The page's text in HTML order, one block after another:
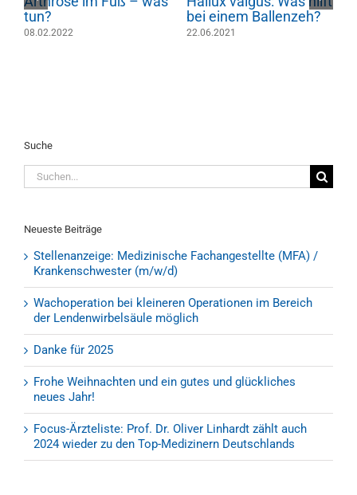
tun?
08.02.2022
bei einem Ballenzeh?
22.06.2021
Suche
Suche
nach:
Neueste Beiträge
Stellenanzeige: Medizinische Fachangestellte (MFA) /
Krankenschwester (m/w/d)
Wachoperation bei kleineren Operationen im Bereich
der Lendenwirbelsäule möglich
Danke für 2025
Frohe Weihnachten und ein gutes und glückliches
neues Jahr!
Focus-Ärzteliste: Prof. Dr. Oliver Linhardt zählt auch
2024 wieder zu den Top-Medizinern Deutschlands